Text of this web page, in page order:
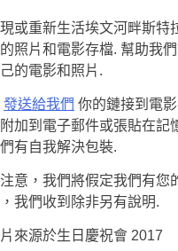
或重新生活埃文河畔斯特
照片和電影存檔. 幫助我
的電影和照片.
發送給我們 你的鏈接到電
加到電子郵件或張貼在記
有自我解決包裝.
意，我們將假定我們有您
我們收到除非另有說明.
來源於生日慶祝會 2017